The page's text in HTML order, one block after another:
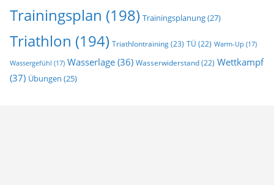
Trainingsplan (198) Trainingsplanung(27)
Triathlon (194) Triathlontraining(23) TÜ (22) Warm-Up (17)
Wassergefühl (17) Wasserlage (36) Wasserwiderstand(22) Wettkampf
(37) Übungen (25)